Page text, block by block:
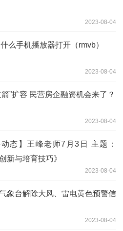
2023-08-04
么手机播放器打开（rmvb）
2023-08-04
箭”扩容 民营房企融资机会来了？
2023-08-04
动态】王峰老师7月3日 主题：
新与培育技巧》
2023-08-04
象台解除大风、雷电黄色预警信
2023-08-04